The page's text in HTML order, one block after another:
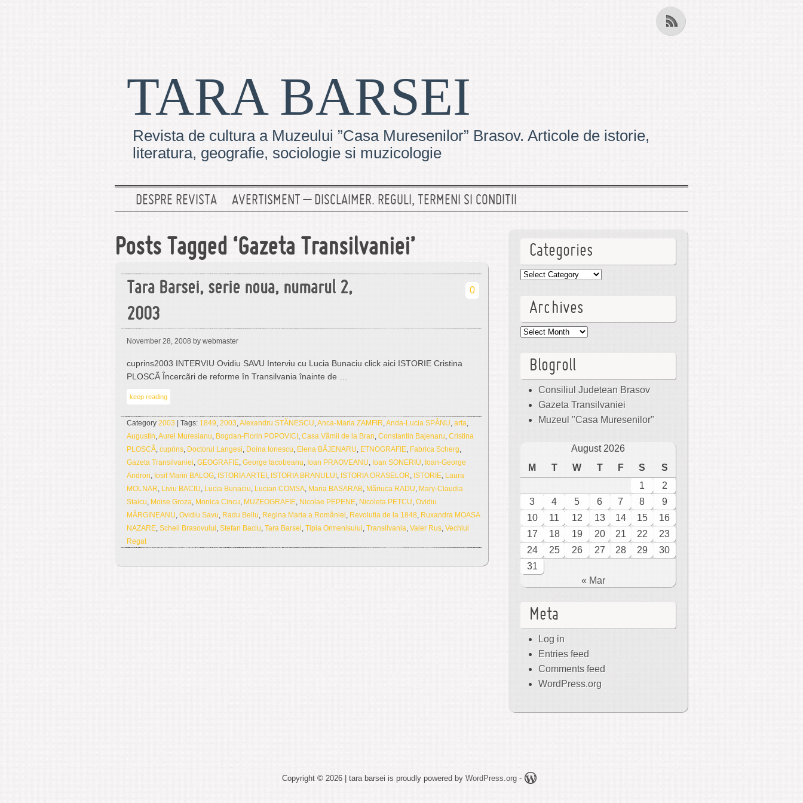
TARA BARSEI
Revista de cultura a Muzeului ”Casa Muresenilor” Brasov. Articole de istorie,
literatura, geografie, sociologie si muzicologie
DESPRE REVISTA AVERTISMENT – DISCLAIMER. REGULI, TERMENI SI CONDITII
Posts Tagged ‘Gazeta Transilvaniei’
Tara Barsei, serie noua, numarul 2,
2003
0
November 28, 2008 by webmaster
cuprins2003 INTERVIU Ovidiu SAVU Interviu cu Lucia Bunaciu click aici ISTORIE Cristina
PLOSCÃ Încercãri de reforme în Transilvania înainte de …
keep reading
Category 2003 | Tags: 1849, 2003,Alexandru STÃNESCU,Anca-Maria ZAMFIR,Anda-Lucia SPÂNU, arta,
Augustin,Aurel Muresianu, Bogdan-Florin POPOVICI , Casa Vãmii de la Bran, Constantin Bajenaru, Cristina
PLOSCÃ, cuprins, Doctorul Langesi, Doina Ionescu, Elena BÃJENARU, ETNOGRAFIE, Fabrica Scherg,
Gazeta Transilvaniei, GEOGRAFIE, George Iacobeanu, Ioan PRAOVEANU, Ioan SONERIU, Ioan-George
Andron, Iosif Marin BALOG, ISTORIA ARTEI , ISTORIA BRANULUI , ISTORIA ORASELOR, ISTORIE, Laura
MOLNAR, Liviu BACIU, Lucia Bunaciu, Lucian COMSA, Maria BASARAB, Mãriuca RADU, Mary-Claudia
Staicu, Moise Groza, Monica Cincu, MUZEOGRAFIE, Nicolae PEPENE, Nicoleta PETCU, Ovidiu
MÃRGINEANU, Ovidiu Savu, Radu Bellu, Regina Maria a României, Revolutia de la 1848, Ruxandra MOASA
NAZARE, Scheii Brasovului, Stefan Baciu, Tara Barsei, Tipia Ormenisului, Transilvania, Valer Rus, Vechiul
Regat
Categories
Categories
Archives
Archives
Blogroll
Consiliul Judetean Brasov
Gazeta Transilvaniei
Muzeul "Casa Muresenilor"
August 2026
M
T W T F S
S
1
2
3
4 5 6 7 8
9
10
11 12 13 14 15
16
17
18 19 20 21 22
23
24
25 26 27 28 29
30
31
« Mar
Meta
Log in
Entries feed
Comments feed
WordPress.org
Copyright © 2026 | tara barsei is proudly powered by WordPress.org-